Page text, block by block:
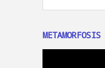
METAMORFOSIS